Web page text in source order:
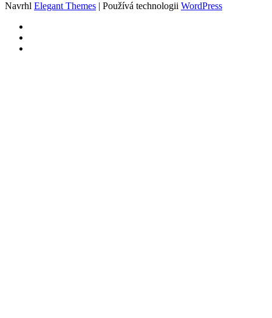
Navrhl Elegant Themes | Používá technologii WordPress